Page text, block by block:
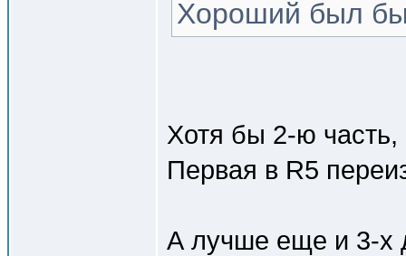
Хороший был
Хотя бы 2-ю часть,
Первая в R5
А лучше еще и 3-х